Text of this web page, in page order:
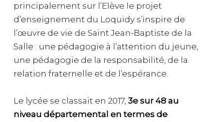
principalement sur l’Elève le projet
d’enseignement du Loquidy s’inspire de
l’œuvre de vie de Saint Jean-Baptiste de la
Salle : une pédagogie à l’attention du jeune,
une pédagogie de la responsabilité, de la
relation fraternelle et de l’espérance.
Le lycée se classait en 2017,3e sur 48 au
niveau départemental en termes de